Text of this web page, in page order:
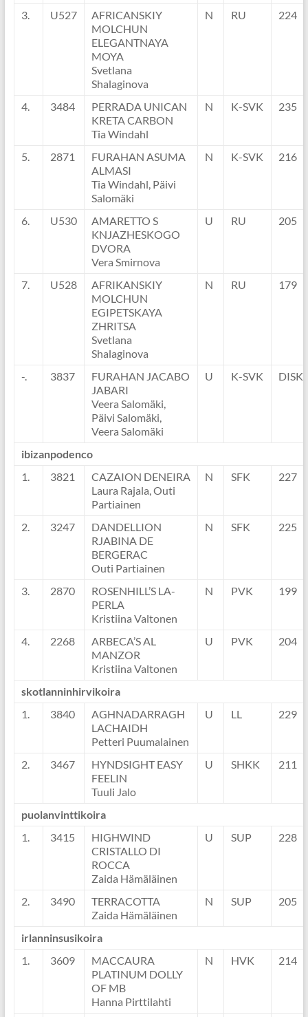
3. U527
AFRICANSKIY
MOLCHUN
ELEGANTNAYA
MOYA
Svetlana
Shalaginova
N RU 224
4. 3484
PERRADA UNICAN
KRETA CARBON
Tia Windahl
N K-SVK 235
5. 2871
FURAHAN ASUMA
ALMASI
Tia Windahl, Päivi
Salomäki
N K-SVK 216
6. U530
AMARETTO S
KNJAZHESKOGO
DVORA
Vera Smirnova
U RU 205
7. U528
AFRIKANSKIY
MOLCHUN
EGIPETSKAYA
ZHRITSA
Svetlana
Shalaginova
N RU 179
-. 3837
FURAHAN JACABO
JABARI
Veera Salomäki,
Päivi Salomäki,
Veera Salomäki
U K-SVK DISK
ibizanpodenco
1.
3821
CAZAION DENEIRA
Laura Rajala, Outi
Partiainen
N SFK 227
2. 3247
DANDELLION
RJABINA DE
BERGERAC
Outi Partiainen
N SFK 225
3. 2870
ROSENHILL’S LA-
PERLA
Kristiina Valtonen
N PVK 199
4. 2268
ARBECA’S AL
MANZOR
Kristiina Valtonen
U PVK 204
skotlanninhirvikoira
1.
3840
AGHNADARRAGH
LACHAIDH
Petteri Puumalainen
U LL 229
2. 3467
HYNDSIGHT EASY
FEELIN
Tuuli Jalo
U SHKK 211
puolanvinttikoira
1.
3415
HIGHWIND
CRISTALLO DI
ROCCA
Zaida Hämäläinen
U SUP 228
2. 3490
TERRACOTTA
Zaida Hämäläinen
N SUP 205
irlanninsusikoira
1.
3609
MACCAURA
PLATINUM DOLLY
OF MB
Hanna Pirttilahti
N HVK 214